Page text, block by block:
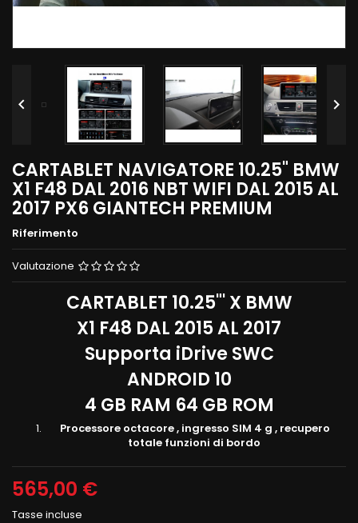
 
CARTABLET NAVIGATORE 10.25" BMW
X1 F48 DAL 2016 NBT WIFI DAL 2015 AL
2017 PX6 GIANTECH PREMIUM
Riferimento
Valutazione
CARTABLET 10.25"' X BMW
X1 F48 DAL 2015 AL 2017
Supporta iDrive SWC
ANDROID 10
4 GB RAM 64 GB ROM
Processore octacore , ingresso SIM 4 g , recupero
totale funzioni di bordo
565,00 €
Tasse incluse